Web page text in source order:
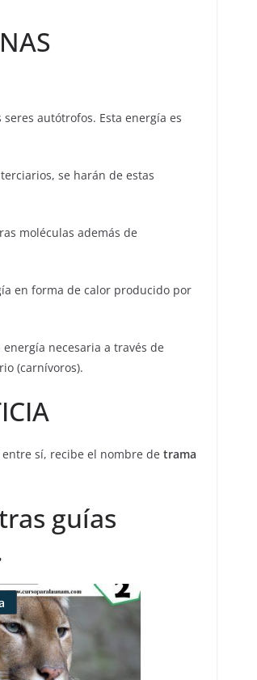
autótrofos. Esta energía es
se harán de estas
moléculas además de
en forma de calor producido por
necesaria a través de
(carnívoros).
sí, recibe el nombre de trama
guías